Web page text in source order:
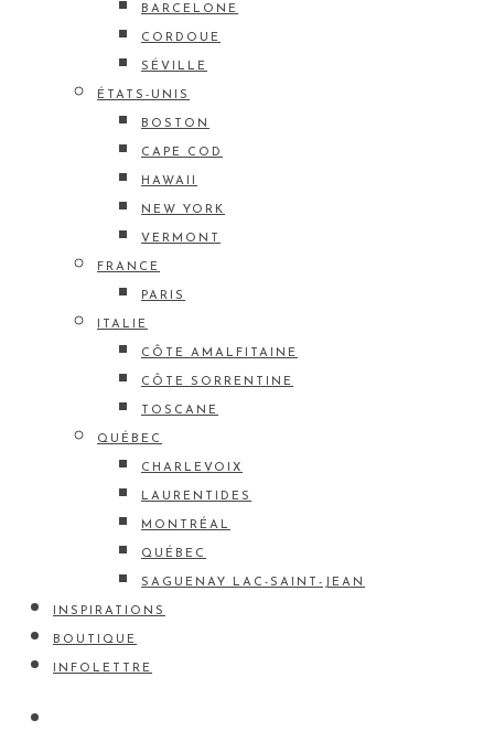
BARCELONE
CORDOUE
SÉVILLE
ÉTATS-UNIS
BOSTON
CAPE COD
HAWAII
NEW YORK
VERMONT
FRANCE
PARIS
ITALIE
CÔTE AMALFITAINE
CÔTE SORRENTINE
TOSCANE
QUÉBEC
CHARLEVOIX
LAURENTIDES
MONTRÉAL
QUÉBEC
SAGUENAY LAC-SAINT-JEAN
INSPIRATIONS
BOUTIQUE
INFOLETTRE